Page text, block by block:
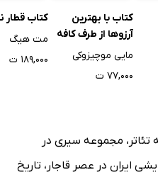
کتاب با بهترین
آرزوها از طرف کافه
ماه کامل
مایی موچیزوکی
۷۷,۰۰۰ ت
کتاب
مت هیگ
۱۸۹,۰۰۰ ت
تئاتر ، مجموعه سیری در
ایران در عصر قاجار ، تاریخ